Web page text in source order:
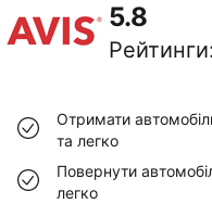
5.8
Рейтинги:
Отримати
та легко
Повернути
легко